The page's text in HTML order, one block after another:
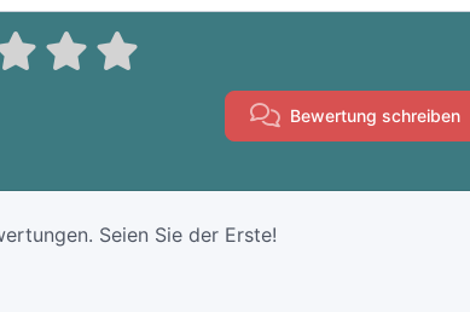
Bewertung schreiben
Seien Sie der Erste!